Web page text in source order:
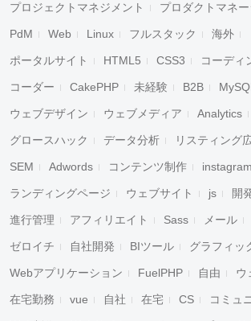
プロジェクトマネジメント プロダクトマネ
PdM Web Linux フルスタック 海外
ポータルサイト HTML5 CSS3 コーディ
コーダー CakePHP 未経験 B2B
ウェブデザイン ウェブメディア Analytics
グロースハック データ分析 リスティング
SEM Adwords コンテンツ制作 instagram
ランディングページ ウェブサイト js 開
進行管理 アフィリエイト Sass メール
ゼロイチ 自社開発 BIツール グラフィッ
Webアプリケーション FuelPHP 自由 ウ
在宅勤務 vue 自社 在宅 CS コミュ